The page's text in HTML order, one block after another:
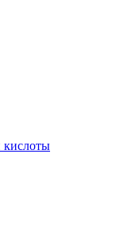
кислоты